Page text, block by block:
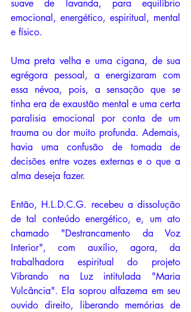
suave de lavanda, para equilíbrio
emocional, energético, espiritual, mental
e físico.
Uma preta velha e uma cigana, de sua
egrégora pessoal, a energizaram com
essa névoa, pois, a sensação que se
tinha era de exaustão mental e uma certa
paralisia emocional por conta de um
trauma ou dor muito profunda. Ademais,
havia uma confusão de tomada de
decisões entre vozes externas e o que a
alma deseja fazer.
Então, H.L.D.C.G. recebeu a dissolução
de tal conteúdo energético, e, um ato
chamado "Destrancamento da Voz
Interior", com auxílio, agora, da
trabalhadora espiritual do projeto
Vibrando na Luz intitulada "Maria
Vulcância". Ela soprou alfazema em seu
ouvido direito, liberando memórias de